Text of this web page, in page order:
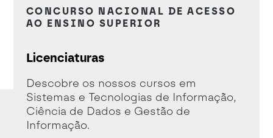
CONCURSO NACIONAL DE ACESSO
AO ENSINO SUPERIOR
Licenciaturas
Descobre os nossos cursos em
Sistemas e Tecnologias de Informação,
Ciência de Dados e Gestão de
Informação.